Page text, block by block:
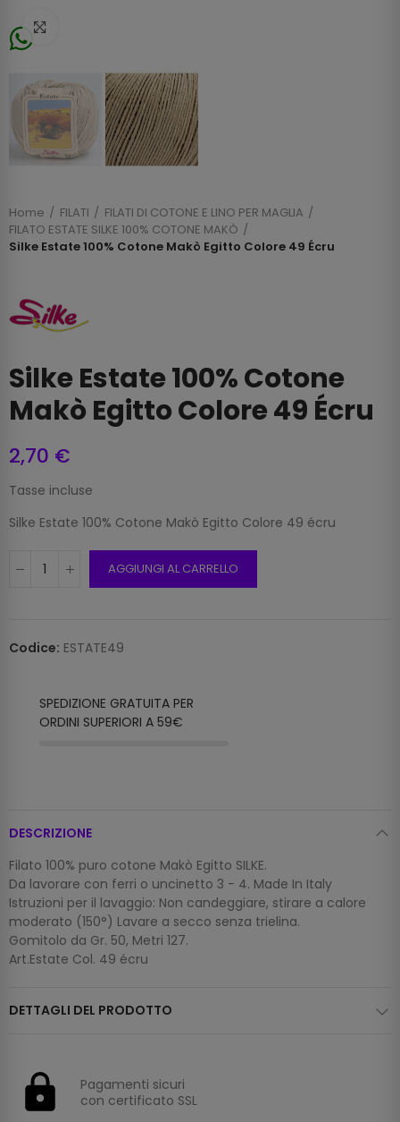
Home FILATI
FILATI DI COTONE E LINO PER MAGLIA
FILATO ESTATE SILKE 100% COTONE MAKÒ
Silke Estate 100% Cotone Makò Egitto Colore 49 Écru
Silke Estate 100% Cotone
Makò Egitto Colore 49 Écru
2,70 €
Tasse incluse
Silke Estate 100% Cotone Makò Egitto Colore 49 écru
AGGIUNGI AL CARRELLO
Codice: ESTATE49
SPEDIZIONE GRATUITA PER
ORDINI SUPERIORI A 59€
DESCRIZIONE
Filato 100% puro cotone Makò Egitto SILKE.
Da lavorare con ferri o uncinetto 3 - 4. Made In Italy
Istruzioni per il lavaggio: Non candeggiare, stirare a calore
moderato (150°) Lavare a secco senza trielina.
Gomitolo da Gr. 50, Metri 127.
Art.Estate Col. 49 écru
DETTAGLI DEL PRODOTTO
Pagamenti sicuri
con certificato SSL